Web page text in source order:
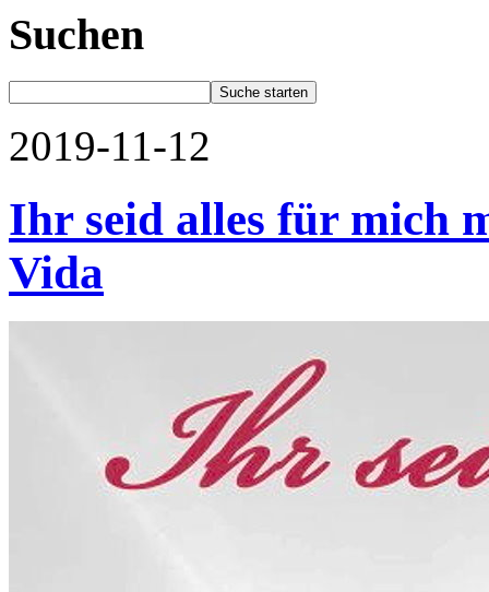
Suchen
2019-11-12
Ihr seid alles für mich
Vida